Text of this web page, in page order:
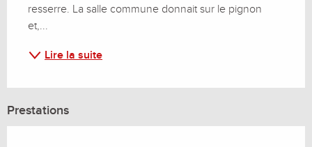
resserre. La salle commune donnait sur le pignon
et,...
Lire la suite
Prestations